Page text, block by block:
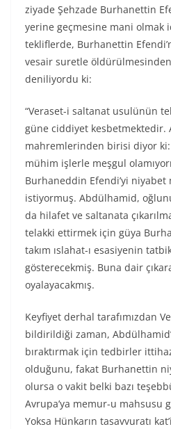
ziyade Şehzade Burhanettin
yerine geçmesine mani olmak
tekliflerde, Burhanettin
vesair suretle
deniliyordu ki:
“Veraset-i saltanat usulünün
güne ciddiyet kesbetmektedir.
mahremlerinden birisi diyor
mühim işlerle meşgul
Burhaneddin Efendi’yi niyabet
istiyormuş. Abdülhamid,
da hilafet ve saltanata
telakki ettirmek için güya
takım ıslahat-ı esasiyenin
gösterecekmiş. Buna dair
oyalayacakmış.
Keyfiyet derhal tarafımızdan
bildirildiği zaman,
bıraktırmak için tedbirler
olduğunu, fakat Burhanettin
olursa o vakit belki bazı
Avrupa’ya memur-u mahsusu
Yoksa Hünkarın tasavvuratı